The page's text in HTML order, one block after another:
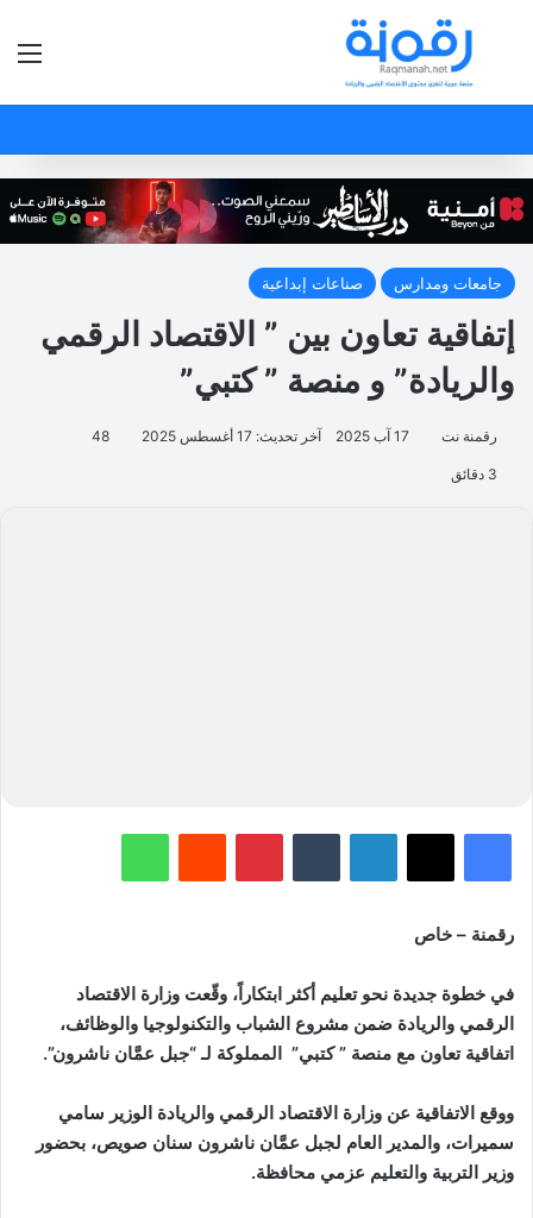
بحث عن
جامعات ومدارس صناعات إبداعية
إتفاقية تعاون بين ” الاقتصاد الرقمي
والريادة” و منصة ” كتبي”
رقمنة نت 17 آب 2025 آخر تحديث: 17 أغسطس 2025 48
فيسبوك لينكدإن بينتيريست
رقمنة – خاص
في خطوة جديدة نحو تعليم أكثر ابتكاراً، وقّعت وزارة الاقتصاد
الرقمي والريادة ضمن مشروع الشباب والتكنولوجيا والوظائف،
اتفاقية تعاون مع منصة ” كتبي” المملوكة لـ “جبل عمَّان ناشرون”.
ووقع الاتفاقية عن وزارة الاقتصاد الرقمي والريادة الوزير سامي
سميرات، والمدير العام لجبل عمَّان ناشرون سنان صويص، بحضور
وزير التربية والتعليم عزمي محافظة.